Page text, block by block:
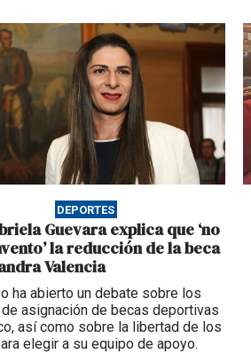
DEPORTES
Guevara explica que ‘no
la reducción de la beca
Valencia
ha abierto un debate sobre los
asignación de becas deportivas
así como sobre la libertad de los
elegir a su equipo de apoyo.